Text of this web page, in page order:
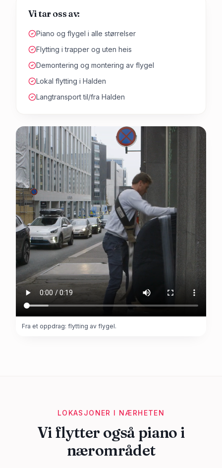
Vi tar oss av:
Piano og flygel i alle størrelser
Flytting i trapper og uten heis
Demontering og montering av flygel
Lokal flytting i Halden
Langtransport til/fra Halden
Fra et oppdrag: flytting av flygel.
LOKASJONER I NÆRHETEN
Vi flytter også piano i
nærområdet